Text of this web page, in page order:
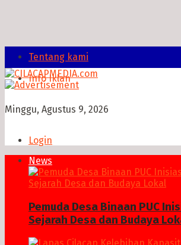
Tentang kami
Info Iklan
Minggu, Agustus 9, 2026
Login
News
Pemuda Desa Binaan PUC
Sejarah Desa dan Budaya